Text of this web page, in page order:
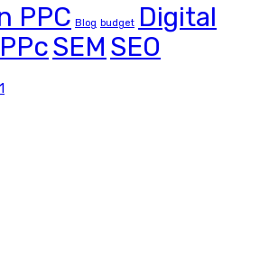
PPC Blog budget Digital
PPcSEM SEO